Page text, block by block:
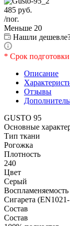
485 руб.
/пог.
Меньше 20
Нашли
* Срок подготовки
Описание
Отзывы
GUSTO 95
Основные
Тип ткани
Рогожка
Плотность
240
Цвет
Серый
Воспламеняемость
Сигарета
Состав
Состав